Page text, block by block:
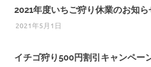
2021年度いちご狩り休業のお知ら
2021年5月1日
イチゴ狩り500円割引キャンペー